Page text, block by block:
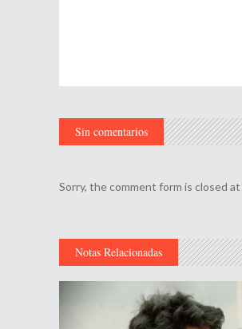
Sin comentarios
Sorry, the comment form is closed
Notas Relacionadas